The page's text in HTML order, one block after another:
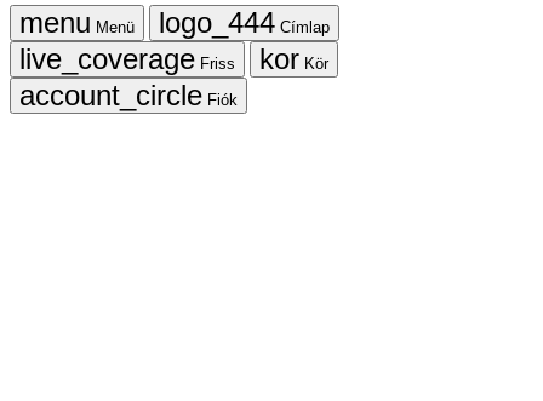
Menü
Címlap
Friss
Kör
Fiók